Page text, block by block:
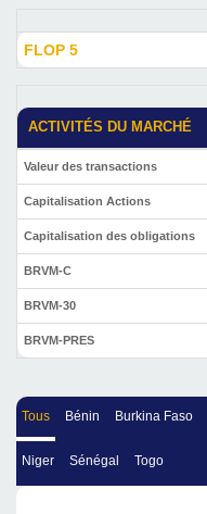
FLOP 5
ACTIVITÉS DU MARCHÉ
Valeur des transactions
Capitalisation Actions
Capitalisation des obligations
BRVM-C
BRVM-30
BRVM-PRES
Tous Bénin Burkina Faso
Niger Sénégal Togo